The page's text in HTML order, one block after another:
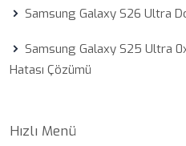
Samsung Galaxy S26 Ultra
Samsung Galaxy S25 Ultra
Hatası Çözümü
Hızlı Menü